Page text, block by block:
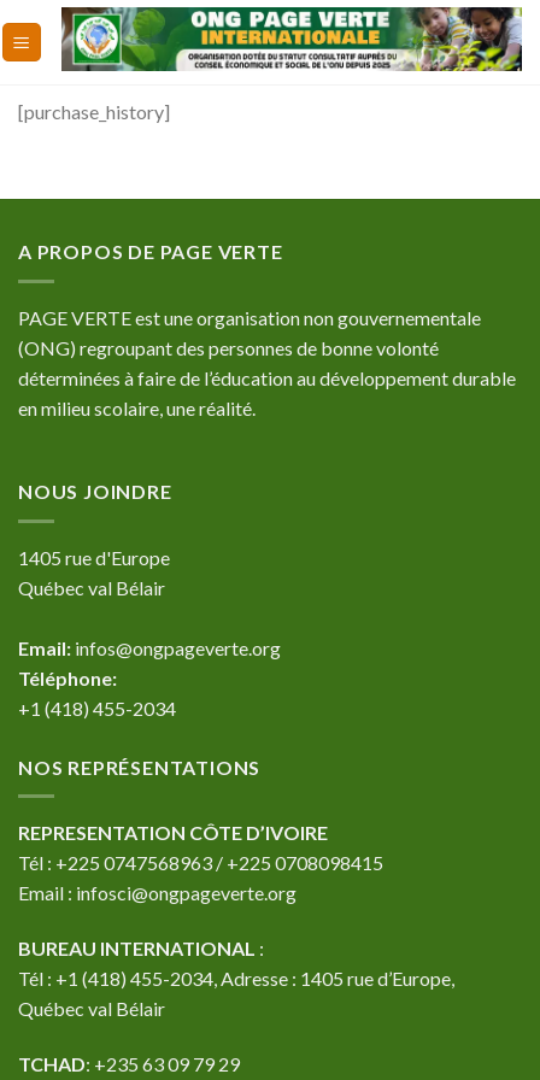
to
content
[purchase_history]
A PROPOS DE PAGE VERTE
PAGE VERTE est une organisation non gouvernementale
(ONG) regroupant des personnes de bonne volonté
déterminées à faire de l’éducation au développement durable
en milieu scolaire, une réalité.
NOUS JOINDRE
1405 rue d'Europe
Québec val Bélair
Email: infos@ongpageverte.org
Téléphone:
+1 (418) 455-2034
NOS REPRÉSENTATIONS
REPRESENTATION CÔTE D’IVOIRE
Tél : +225 0747568963 / +225 0708098415
Email : infosci@ongpageverte.org
BUREAU INTERNATIONAL :
Tél : +1 (418) 455-2034, Adresse : 1405 rue d’Europe,
Québec val Bélair
TCHAD: +235 63 09 79 29